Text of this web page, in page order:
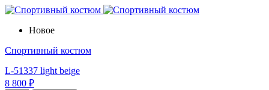
Новое
Спортивный костюм
L-51337 light beige
8 800 ₽